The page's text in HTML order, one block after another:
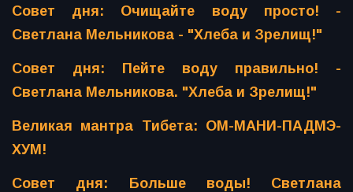
Совет дня: Очищайте воду просто! -
Светлана Мельникова - "Хлеба и Зрелищ!"
Совет дня: Пейте воду правильно! -
Светлана Мельникова. "Хлеба и Зрелищ!"
Великая мантра Тибета: ОМ-МАНИ-ПАДМЭ-
ХУМ!
Совет дня: Больше воды! Светлана